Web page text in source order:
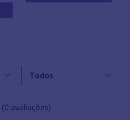
(0 avaliações)
Todos